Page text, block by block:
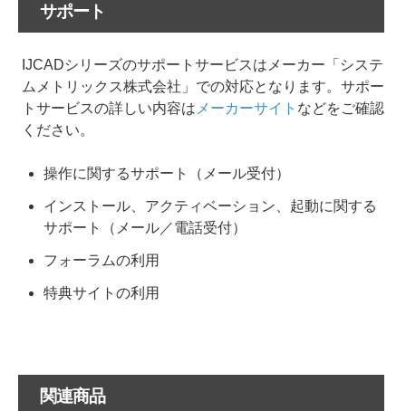
サポート
IJCADシリーズのサポートサービスはメーカー「システ
ムメトリックス株式会社」での対応となります。サポー
トサービスの詳しい内容は メーカーサイト などをご確認
ください。
操作に関するサポート（メール受付）
インストール、アクティベーション、起動に関する
サポート（メール／電話受付）
フォーラムの利用
特典サイトの利用
関連商品